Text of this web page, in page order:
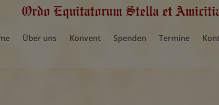
Über uns Konvent Spenden Termine